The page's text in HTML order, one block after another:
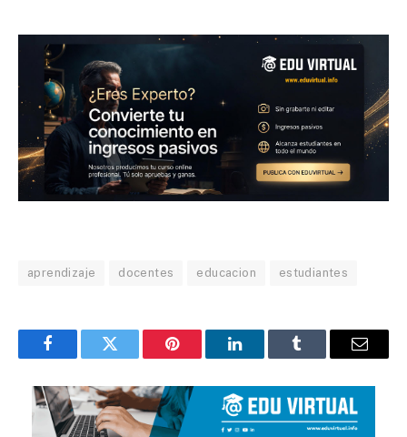
aprendizaje docentes educacion estudiantes
FacebookTwitter Pinterest LinkedInTumblr Email